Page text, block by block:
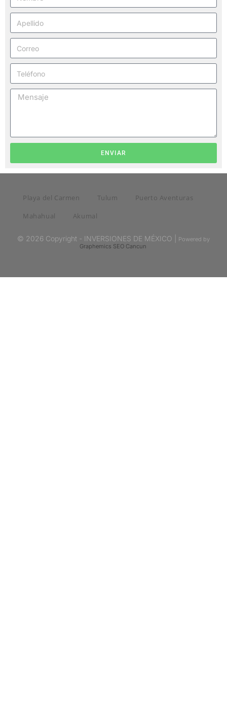
ENVIAR
Playa del Carmen Tulum
Puerto Aventuras
Mahahual
Akumal
© 2026 Copyright - INVERSIONES DE MÉXICO |
Powered by
Graphemics SEO Cancun